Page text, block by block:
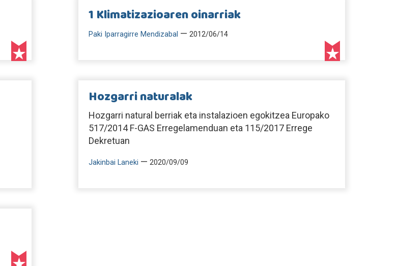
1 Klimatizazioaren oinarriak
Paki Iparragirre Mendizabal — 2012/06/14
Hozgarri naturalak
Hozgarri natural berriak eta instalazioen egokitzea Europako
517/2014 F-GAS Erregelamenduan eta 115/2017 Errege
Dekretuan
Jakinbai Laneki — 2020/09/09